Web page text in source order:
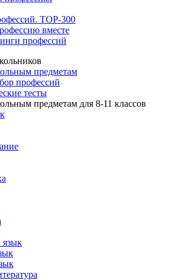
TOP-300
вместе
профессий
предметам
профессий
тесты
предметам для 8-11 классов
язык